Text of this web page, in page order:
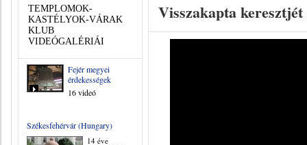
TEMPLOMOK-
KASTÉLYOK-VÁRAK
KLUB
VIDEÓGALÉRIÁI
Fejér megyei
érdekességek
16 videó
Székesfehérvár (Hungary)
14 éve
Visszakapta